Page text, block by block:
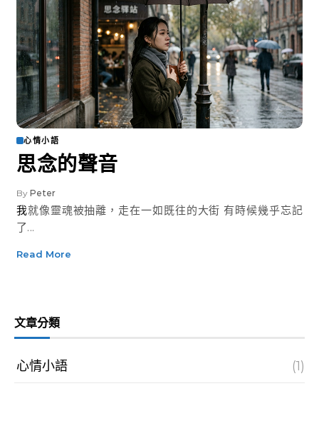
心情小語
思念的聲音
By Peter
我就像靈魂被抽離，走在一如既往的大街 有時候幾乎忘記
了...
Read More
文章分類
心情小語 (1)